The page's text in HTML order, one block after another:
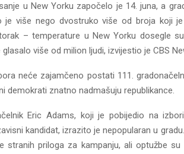
u New Yorku započelo je 14. juna, a
je više nego dvostruko više od broja koji
– temperature u New Yorku dosegle
više od milion ljudi, izvijestio je CBS
neće zajamčeno postati 111.
demokrati znatno nadmašuju republikance.
Eric Adams, koji je pobijedio na
kandidat, izrazito je nepopularan u
stranih priloga za kampanju, ali optužbe